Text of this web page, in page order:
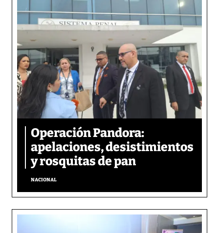
Operación Pandora:
apelaciones, desistimientos
y rosquitas de pan
NACIONAL